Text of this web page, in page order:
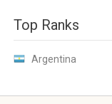
Top Ranks
Argentina